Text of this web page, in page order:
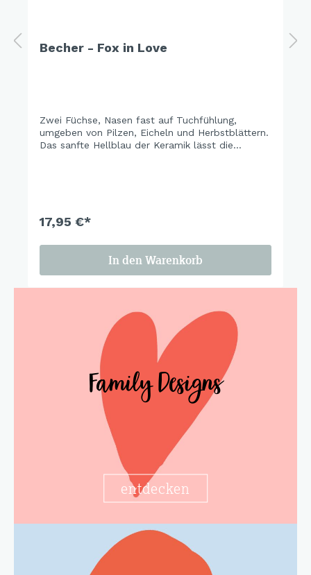
Becher - Fox in Love
Zwei Füchse, Nasen fast auf Tuchfühlung,
umgeben von Pilzen, Eicheln und Herbstblättern.
Das sanfte Hellblau der Keramik lässt die
17,95 €*
In den Warenkorb
Family Designs
entdecken